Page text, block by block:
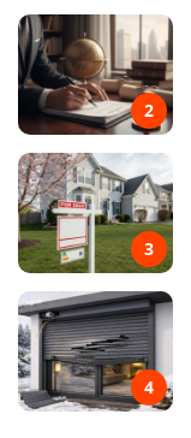
2
3
4